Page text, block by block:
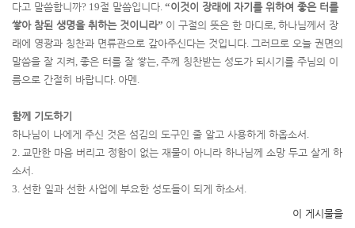
다고 말씀합니까? 19절 말씀입니다. “이것이 장래에 자기를 위하여 좋은 터를
쌓아 참된 생명을 취하는 것이니라” 이 구절의 뜻은 한 마디로, 하나님께서 장
래에 영광과 칭찬과 면류관으로 갚아주신다는 것입니다. 그러므로 오늘 권면의
말씀을 잘 지켜 , 좋은 터를 잘 쌓는, 주께 칭찬받는 성도가 되시기를 주님의 이
름으로 간절히 바랍니다. 아멘.
함께 기도하기
하나님이 나에게 주신 것은 섬김의 도구인 줄 알고 사용하게 하옵소서 .
2. 교만한 마음 버리고 정함이 없는 재물이 아니라 하나님께 소망 두고 살게 하
소서 .
3. 선한 일과 선한 사업에 부요한 성도들이 되게 하소서 .
이 게시물을